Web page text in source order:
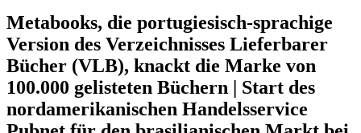
Metabooks, die portugiesisch-sprachige
Version des Verzeichnisses Lieferbarer
Bücher (VLB), knackt die Marke von
100.000 gelisteten Büchern | Start des
nordamerikanischen Handelsservice